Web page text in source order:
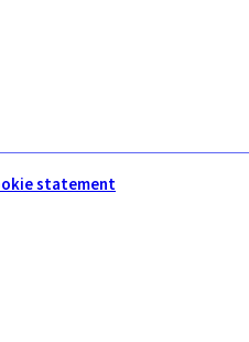
statement